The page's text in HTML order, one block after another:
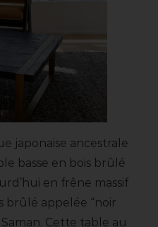
japonaise ancestrale
basse en bois brûlé
en frêne massif
brûlé appelée “noir
Cette table au